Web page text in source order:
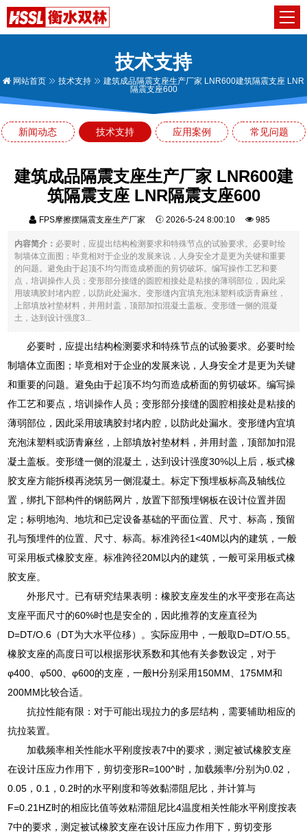
技术支持
网站首页 技术支持
建筑成品隔震支座生产厂家 LNR600建筑隔震支座 LNR
隔震支座600
新闻动态 技术支持 应用案例 常见问题
建筑成品隔震支座生产厂家 LNR600建
筑隔震支座 LNR隔震支座600
FPS摩擦摆隔震支座生产厂家 2026-5-24 8:00:10 985
内容简介： 必要时，应提出结构检测要求和特殊节点的试验要求。必要时绘
制墙体立面图；毕竟相对于企业的发展来说，人身安全才是更为关键和重要
的问题。避免由于起顶不均匀而造成桥面的剪切破坏。编写操作工艺和要
点，培训操作人员；变形部分接缝的圆腔相接处是粘接的薄弱部位，因此采
用玻璃胶封堵内腔，以防此处漏水。变形缝内宜填充泡沫塑料或沥青麻丝，
上部填放衬垫材料，并用封盖，顶部加扣混凝土盖板。变形缝一侧的混凝
土，达到设计强度3...
必要时，应提出结构检测要求和特殊节点的试验要求。必要时绘
制墙体立面图；毕竟相对于企业的发展来说，人身安全才是更为关键
和重要的问题。避免由于起顶不均匀而造成桥面的剪切破坏。编写操
作工艺和要点，培训操作人员；变形部分接缝的圆腔相接处是粘接的
薄弱部位，因此采用玻璃胶封堵内腔，以防此处漏水。变形缝内宜填
充泡沫塑料或沥青麻丝，上部填放衬垫材料，并用封盖，顶部加扣混
凝土盖板。变形缝一侧的混凝土，达到设计强度30%以上后，板式橡
胶支座方能拆模再浇筑另一侧混凝土。标定下预埋板标高及轴线位
置，绑扎下部构件的钢筋网片，放置下部预埋钢板在设计位置并固
定；标明地沟、地坑和已定设备基础的平面位置、尺寸、标高，预留
孔与预埋件的位置、尺寸、标高。标准跨径1<40M以内的建筑，一般
可采用板式橡胶支座。标准跨径20M以内的建筑，一般可采用板式橡
胶支座。
外形尺寸。已有研究结果表明：橡胶支座发生的水平变形在高达
支座平面尺寸的60%时也是安全的，因此推荐的支座直径为
D=DT/O.6（DT为大水平位移）。实际应用中，一般取D=DT/O.55。
橡胶支座的高度日可以根据形状系数和其他有关参数设定，对于
φ400、φ500、φ600的支座，一般H分别采用150MM、175MM和
200MM比较合适。
抗拉性能有限：对于可能出现拉力的多层结构，需要辅助相应的
抗拉装置。
加载频率相关性能水平刚度按表7中的要求，测定被试橡胶支座
在设计压应力作用下，剪切变形R=100^时，加载频率/分别为0.02，
0.05，0.1，0.2时的水平刚度和等效黏滞阻尼比，并计算与
F=0.21HZ时的相应比值等效粘滞阻尼比4温度相关性能水平刚度按表
7中的要求，测定被试橡胶支座在设计压应力作用下，剪切变形